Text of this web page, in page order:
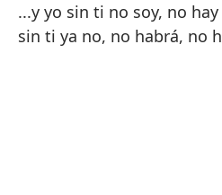
...y yo sin ti no soy, no hay
sin ti ya no, no habrá, no